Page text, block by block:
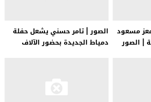
مسعود
الصور | تامر حسني يشعل حفلة
دمياط الجديدة بحضور الآلاف